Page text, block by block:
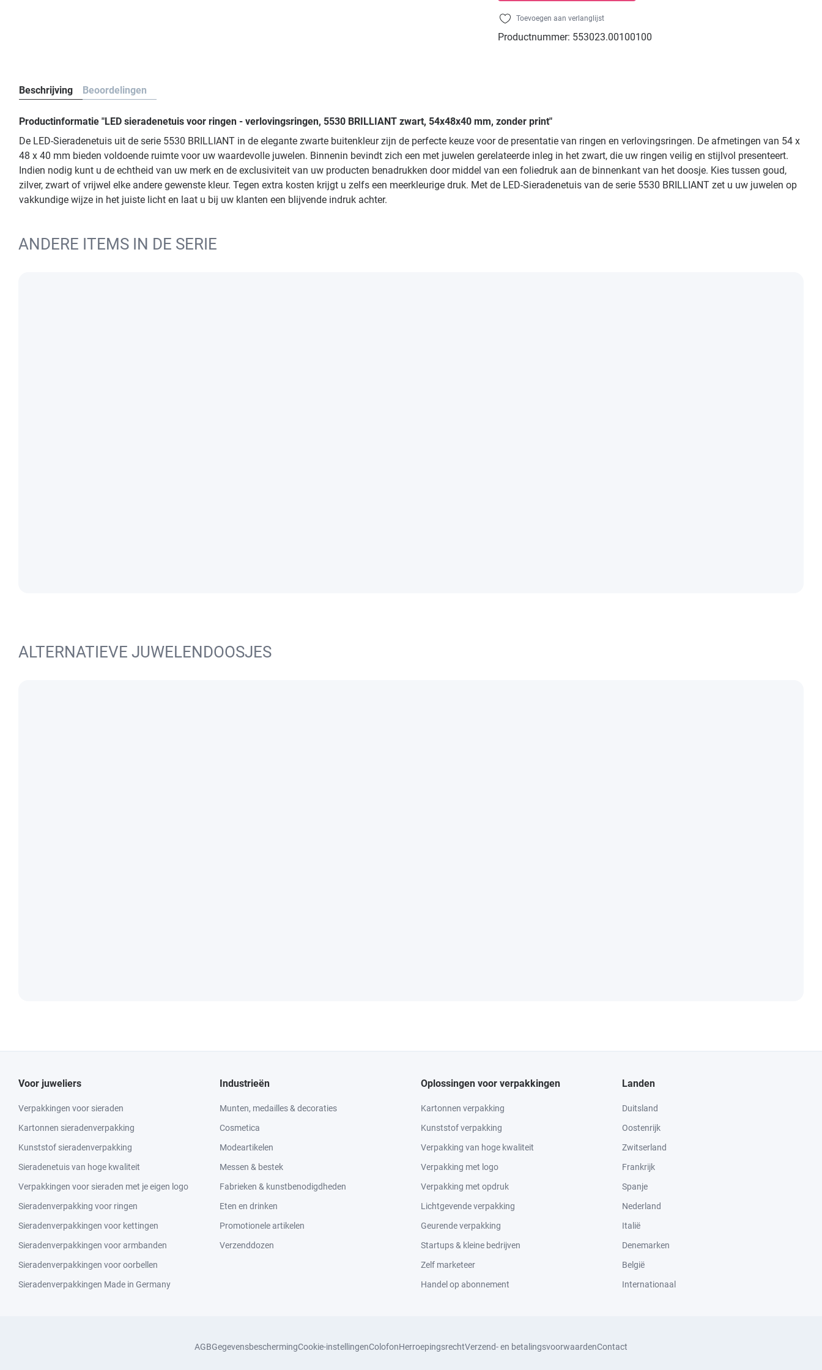
Toevoegen aan verlanglijst
Productnummer: 553023.00100100
Beschrijving Beoordelingen
Productinformatie "LED sieradenetuis voor ringen - verlovingsringen, 5530 BRILLIANT zwart, 54x48x40 mm, zonder print"
De LED-Sieradenetuis uit de serie 5530 BRILLIANT in de elegante zwarte buitenkleur zijn de perfecte keuze voor de presentatie van ringen en verlovingsringen. De afmetingen van 54 x
48 x 40 mm bieden voldoende ruimte voor uw waardevolle juwelen. Binnenin bevindt zich een met juwelen gerelateerde inleg in het zwart, die uw ringen veilig en stijlvol presenteert.
Indien nodig kunt u de echtheid van uw merk en de exclusiviteit van uw producten benadrukken door middel van een foliedruk aan de binnenkant van het doosje. Kies tussen goud,
zilver, zwart of vrijwel elke andere gewenste kleur. Tegen extra kosten krijgt u zelfs een meerkleurige druk. Met de LED-Sieradenetuis van de serie 5530 BRILLIANT zet u uw juwelen op
vakkundige wijze in het juiste licht en laat u bij uw klanten een blijvende indruk achter.
ANDERE ITEMS IN DE SERIE
ALTERNATIEVE JUWELENDOOSJES
Voor juweliers
Verpakkingen voor sieraden
Kartonnen sieradenverpakking
Kunststof sieradenverpakking
Sieradenetuis van hoge kwaliteit
Verpakkingen voor sieraden met je eigen logo
Sieradenverpakking voor ringen
Sieradenverpakkingen voor kettingen
Sieradenverpakkingen voor armbanden
Sieradenverpakkingen voor oorbellen
Sieradenverpakkingen Made in Germany
Industrieën
Munten, medailles & decoraties
Cosmetica
Modeartikelen
Messen & bestek
Fabrieken & kunstbenodigdheden
Eten en drinken
Promotionele artikelen
Verzenddozen
Oplossingen voor verpakkingen
Kartonnen verpakking
Kunststof verpakking
Verpakking van hoge kwaliteit
Verpakking met logo
Verpakking met opdruk
Lichtgevende verpakking
Geurende verpakking
Startups & kleine bedrijven
Zelf marketeer
Handel op abonnement
Landen
Duitsland
Oostenrijk
Zwitserland
Frankrijk
Spanje
Nederland
Italië
Denemarken
België
Internationaal
AGBGegevensbeschermingCookie-instellingenColofonHerroepingsrechtVerzend- en betalingsvoorwaardenContact